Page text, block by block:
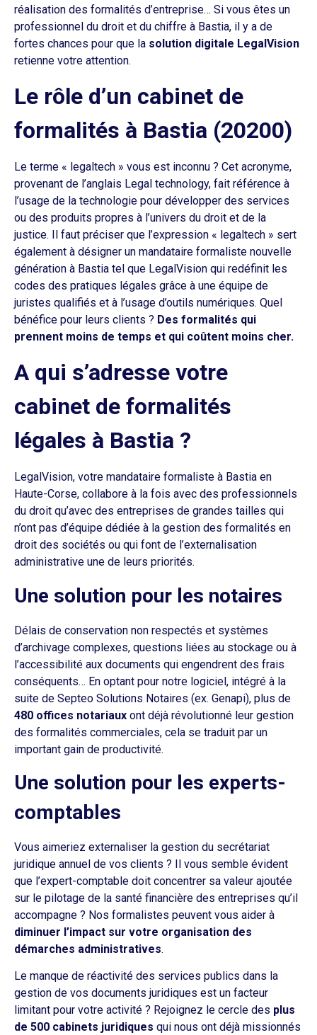
réalisation des formalités d’entreprise… Si vous êtes un
professionnel du droit et du chiffre à Bastia, il y a de
fortes chances pour que la solution digitale LegalVision
retienne votre attention.
Le rôle d’un cabinet de
formalités à Bastia (20200)
Le terme « legaltech » vous est inconnu ? Cet acronyme,
provenant de l’anglais Legal technology, fait référence à
l’usage de la technologie pour développer des services
ou des produits propres à l’univers du droit et de la
justice. Il faut préciser que l’expression « legaltech » sert
également à désigner un mandataire formaliste nouvelle
génération à Bastia tel que LegalVision qui redéfinit les
codes des pratiques légales grâce à une équipe de
juristes qualifiés et à l’usage d’outils numériques. Quel
bénéfice pour leurs clients ? Des formalités qui
prennent moins de temps et qui coûtent moins cher.
A qui s’adresse votre
cabinet de formalités
légales à Bastia ?
LegalVision, votre mandataire formaliste à Bastia en
Haute-Corse, collabore à la fois avec des professionnels
du droit qu’avec des entreprises de grandes tailles qui
n’ont pas d’équipe dédiée à la gestion des formalités en
droit des sociétés ou qui font de l’externalisation
administrative une de leurs priorités.
Une solution pour les notaires
Délais de conservation non respectés et systèmes
d’archivage complexes, questions liées au stockage ou à
l’accessibilité aux documents qui engendrent des frais
conséquents… En optant pour notre logiciel, intégré à la
suite de Septeo Solutions Notaires (ex. Genapi), plus de
480 offices notariaux ont déjà révolutionné leur gestion
des formalités commerciales, cela se traduit par un
important gain de productivité.
Une solution pour les experts-
comptables
Vous aimeriez externaliser la gestion du secrétariat
juridique annuel de vos clients ? Il vous semble évident
que l’expert-comptable doit concentrer sa valeur ajoutée
sur le pilotage de la santé financière des entreprises qu’il
accompagne ? Nos formalistes peuvent vous aider à
diminuer l’impact sur votre organisation des
démarches administratives.
Le manque de réactivité des services publics dans la
gestion de vos documents juridiques est un facteur
limitant pour votre activité ? Rejoignez le cercle des plus
de 500 cabinets juridiques qui nous ont déjà missionnés